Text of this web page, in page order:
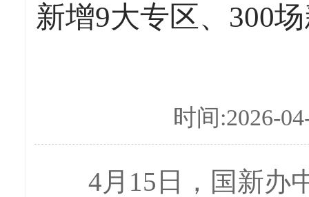
新增9大专区、300
时间:2026-
4月15日，国新办中